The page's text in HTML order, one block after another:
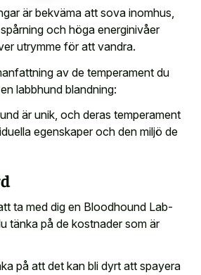
är bekväma att sova inomhus,
och höga energinivåer
utrymme för att vandra.
av de temperament du
labbhund blandning:
är unik, och deras temperament
egenskaper och den miljö de
ta med dig en Bloodhound Lab-
tänka på de kostnader som är
på att det kan bli dyrt att spayera